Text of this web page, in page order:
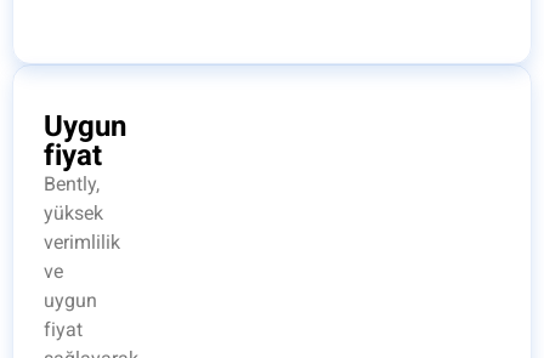
Uygun
fiyat
Bently,
yüksek
verimlilik
ve
uygun
fiyat